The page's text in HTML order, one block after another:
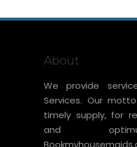
About
We provide
Services. Our
timely supply, for
and